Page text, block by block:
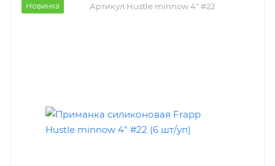
Новинка Артикул:Hustle minnow 4" #22